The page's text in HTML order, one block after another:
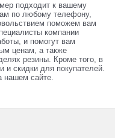
подходит к вашему
по любому телефону,
поможем вам
компании
и помогут вам
ценам, а также
резины. Кроме того, в
и скидки для покупателей.
нашем сайте.